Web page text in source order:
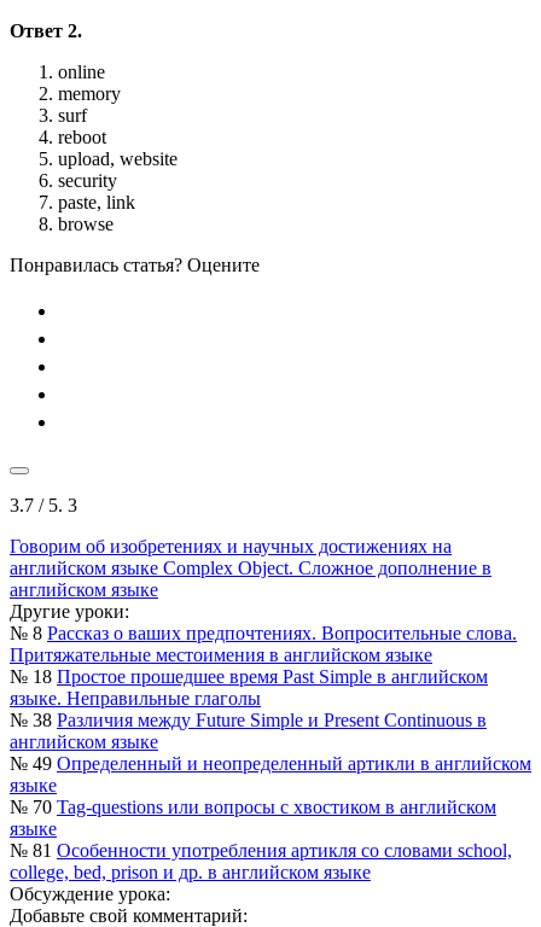
Ответ 2.
online
memory
surf
reboot
upload, website
security
paste, link
browse
Понравилась статья? Оцените
3.7 / 5. 3
Говорим об изобретениях и научных достижениях на
английском языке Complex Object. Сложное дополнение в
английском языке
Другие уроки:
№ 8 Рассказ о ваших предпочтениях. Вопросительные слова.
Притяжательные местоимения в английском языке
№ 18 Простое прошедшее время Past Simple в английском
языке. Неправильные глаголы
№ 38 Различия между Future Simple и Present Continuous в
английском языке
№ 49 Определенный и неопределенный артикли в английском
языке
№ 70 Tag-questions или вопросы с хвостиком в английском
языке
№ 81 Особенности употребления артикля со словами school,
college, bed, prison и др. в английском языке
Обсуждение урока:
Добавьте свой комментарий: